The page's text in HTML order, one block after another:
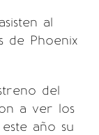
al
de Phoenix
del
a ver los
año su